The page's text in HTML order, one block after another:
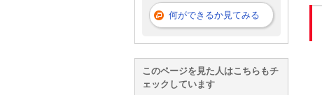
何ができるか見てみる
このページを見た人はこちらもチ
ェックしています